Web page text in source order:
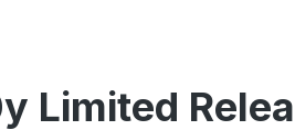
Limited